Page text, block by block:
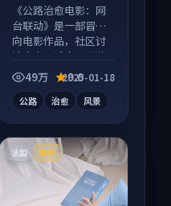
《公路治愈电影：网
台联动》是一部冒险
向电影作品，社区讨
论度高，适合配弹幕
观看。
49万 9.0
2025-01-18
公路 治愈 风景
法国 高分